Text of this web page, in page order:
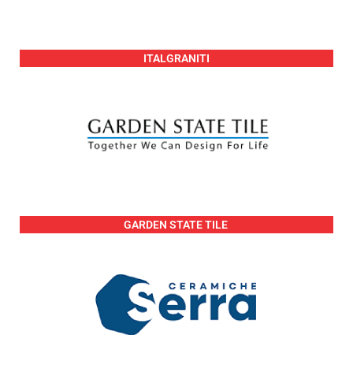
ITALGRANITI
GARDEN STATE TILE